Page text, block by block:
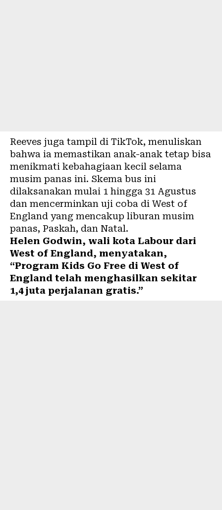
Reeves juga tampil di TikTok, menuliskan
bahwa ia memastikan anak-anak tetap bisa
menikmati kebahagiaan kecil selama
musim panas ini. Skema bus ini
dilaksanakan mulai 1 hingga 31 Agustus
dan mencerminkan uji coba di West of
England yang mencakup liburan musim
panas, Paskah, dan Natal.
Helen Godwin, wali kota Labour dari
West of England, menyatakan,
“Program Kids Go Free di West of
England telah menghasilkan sekitar
1,4 juta perjalanan gratis.”